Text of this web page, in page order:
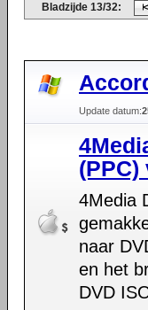
Bladzijde 13/32:
Update datum:
(PPC)
4Media
naar
en het
DVD